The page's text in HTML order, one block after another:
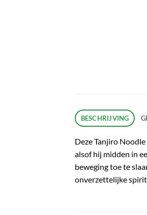
BESCHRIJVING
Deze Tanjiro
alsof hij midden in
beweging toe te
onverzettelijke